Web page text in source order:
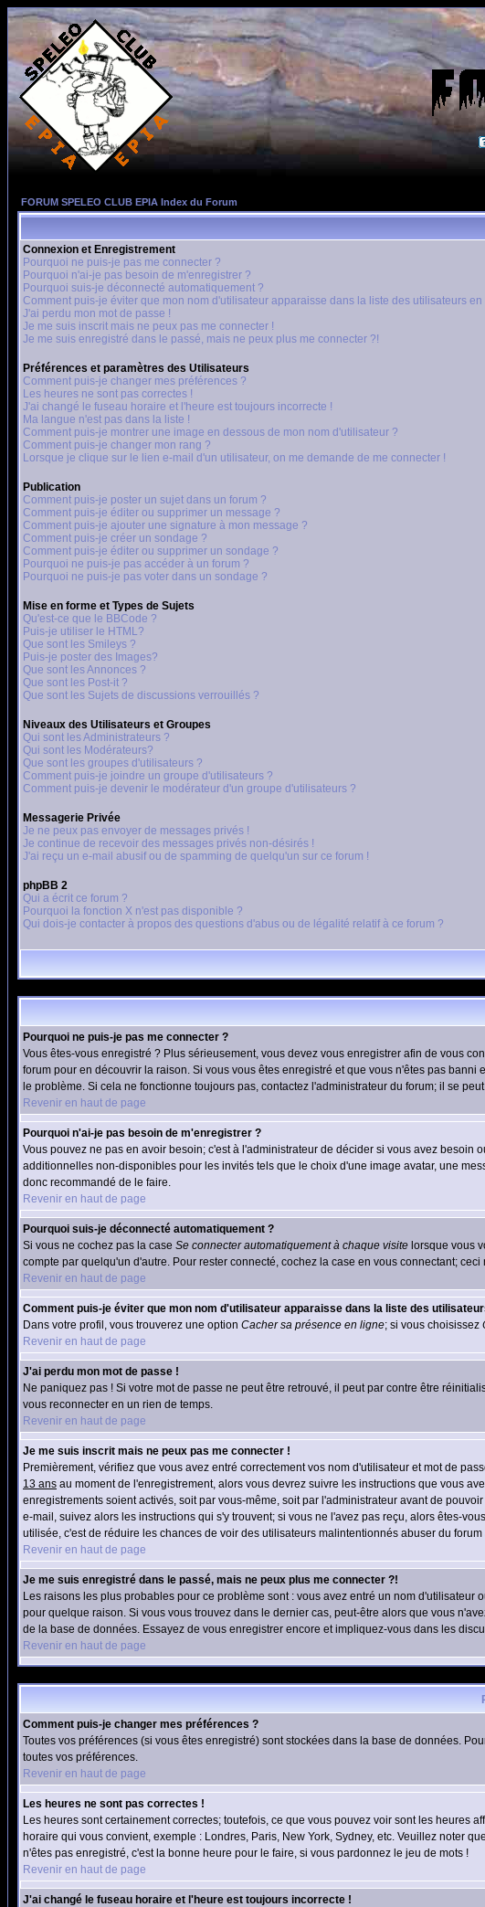
FORUM SPELEO CLUB EPIA Index du Forum
Connexion et Enregistrement
Pourquoi ne puis-je pas me connecter ?
Pourquoi n'ai-je pas besoin de m'enregistrer ?
Pourquoi suis-je déconnecté automatiquement ?
Comment puis-je éviter que mon nom d'utilisateur apparaisse dans la liste des utilisateurs en
J'ai perdu mon mot de passe !
Je me suis inscrit mais ne peux pas me connecter !
Je me suis enregistré dans le passé, mais ne peux plus me connecter ?!
Préférences et paramètres des Utilisateurs
Comment puis-je changer mes préférences ?
Les heures ne sont pas correctes !
J'ai changé le fuseau horaire et l'heure est toujours incorrecte !
Ma langue n'est pas dans la liste !
Comment puis-je montrer une image en dessous de mon nom d'utilisateur ?
Comment puis-je changer mon rang ?
Lorsque je clique sur le lien e-mail d'un utilisateur, on me demande de me connecter !
Publication
Comment puis-je poster un sujet dans un forum ?
Comment puis-je éditer ou supprimer un message ?
Comment puis-je ajouter une signature à mon message ?
Comment puis-je créer un sondage ?
Comment puis-je éditer ou supprimer un sondage ?
Pourquoi ne puis-je pas accéder à un forum ?
Pourquoi ne puis-je pas voter dans un sondage ?
Mise en forme et Types de Sujets
Qu'est-ce que le BBCode ?
Puis-je utiliser le HTML?
Que sont les Smileys ?
Puis-je poster des Images?
Que sont les Annonces ?
Que sont les Post-it ?
Que sont les Sujets de discussions verrouillés ?
Niveaux des Utilisateurs et Groupes
Qui sont les Administrateurs ?
Qui sont les Modérateurs?
Que sont les groupes d'utilisateurs ?
Comment puis-je joindre un groupe d'utilisateurs ?
Comment puis-je devenir le modérateur d'un groupe d'utilisateurs ?
Messagerie Privée
Je ne peux pas envoyer de messages privés !
Je continue de recevoir des messages privés non-désirés !
J'ai reçu un e-mail abusif ou de spamming de quelqu'un sur ce forum !
phpBB 2
Qui a écrit ce forum ?
Pourquoi la fonction X n'est pas disponible ?
Qui dois-je contacter à propos des questions d'abus ou de légalité relatif à ce forum ?
Pourquoi ne puis-je pas me connecter ?
Vous êtes-vous enregistré ? Plus sérieusement, vous devez vous enregistrer afin de vous
forum pour en découvrir la raison. Si vous vous êtes enregistré et que vous n'êtes pas
le problème. Si cela ne fonctionne toujours pas, contactez l'administrateur du forum; il se
Revenir en haut de page
Pourquoi n'ai-je pas besoin de m'enregistrer ?
Vous pouvez ne pas en avoir besoin; c'est à l'administrateur de décider si vous avez
additionnelles non-disponibles pour les invités tels que le choix d'une image avatar, une
donc recommandé de le faire.
Revenir en haut de page
Pourquoi suis-je déconnecté automatiquement ?
Si vous ne cochez pas la case Se connecter automatiquement à chaque visite lorsque vous
compte par quelqu'un d'autre. Pour rester connecté, cochez la case en vous connectant;
Revenir en haut de page
Comment puis-je éviter que mon nom d'utilisateur apparaisse dans la liste des
Dans votre profil, vous trouverez une option Cacher sa présence en ligne; si vous choisissez
Revenir en haut de page
J'ai perdu mon mot de passe !
Ne paniquez pas ! Si votre mot de passe ne peut être retrouvé, il peut par contre être
vous reconnecter en un rien de temps.
Revenir en haut de page
Je me suis inscrit mais ne peux pas me connecter !
Premièrement, vérifiez que vous avez entré correctement vos nom d'utilisateur et mot de
13 ans au moment de l'enregistrement, alors vous devrez suivre les instructions que vous
enregistrements soient activés, soit par vous-même, soit par l'administrateur avant de
e-mail, suivez alors les instructions qui s'y trouvent; si vous ne l'avez pas reçu, alors êtes-
utilisée, c'est de réduire les chances de voir des utilisateurs malintentionnés abuser du
Revenir en haut de page
Je me suis enregistré dans le passé, mais ne peux plus me connecter ?!
Les raisons les plus probables pour ce problème sont : vous avez entré un nom
pour quelque raison. Si vous vous trouvez dans le dernier cas, peut-être alors que vous
de la base de données. Essayez de vous enregistrer encore et impliquez-vous dans les
Revenir en haut de page
Comment puis-je changer mes préférences ?
Toutes vos préférences (si vous êtes enregistré) sont stockées dans la base de données.
toutes vos préférences.
Revenir en haut de page
Les heures ne sont pas correctes !
Les heures sont certainement correctes; toutefois, ce que vous pouvez voir sont les heures
horaire qui vous convient, exemple : Londres, Paris, New York, Sydney, etc. Veuillez noter
n'êtes pas enregistré, c'est la bonne heure pour le faire, si vous pardonnez le jeu de mots !
Revenir en haut de page
J'ai changé le fuseau horaire et l'heure est toujours incorrecte !